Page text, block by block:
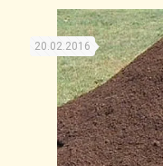
20.02.2016